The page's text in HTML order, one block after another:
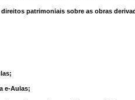
patrimoniais sobre as obras
e-Aulas;